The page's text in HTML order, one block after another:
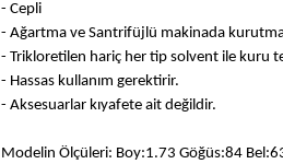
- Cepli
- Ağartma ve Santrifüjlü makinada kurutma
- Trikloretilen hariç her tip solvent ile kuru
- Hassas kullanım gerektirir.
- Aksesuarlar kıyafete ait değildir.
Modelin Ölçüleri: Boy:1.73 Göğüs:84